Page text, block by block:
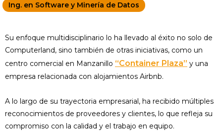
Ing. en Software y Minería de Datos
Su enfoque multidisciplinario lo ha llevado al éxito no solo de
Computerland, sino también de otras iniciativas, como un
centro comercial en Manzanillo “Container Plaza” y una
empresa relacionada con alojamientos Airbnb.
A lo largo de su trayectoria empresarial, ha recibido múltiples
reconocimientos de proveedores y clientes, lo que refleja su
compromiso con la calidad y el trabajo en equipo.